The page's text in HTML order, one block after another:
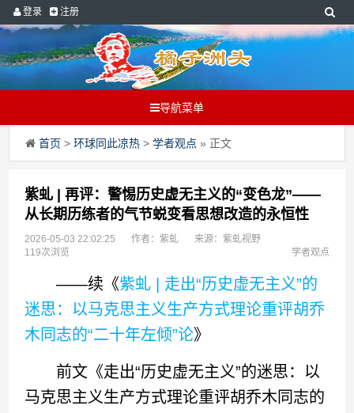
登录 注册
导航菜单
首页 >环球同此凉热 >学者观点 » 正文
紫虬 | 再评：警惕历史虚无主义的“变色龙”——
从长期历练者的气节蜕变看思想改造的永恒性
2026-05-03 22:02:25 作者：紫虬
来源：紫虬视野
119次浏览
学者观点
——续《紫虬 | 走出“历史虚无主义”的
迷思：以马克思主义生产方式理论重评胡乔
木同志的“二十年左倾”论》
前文《走出“历史虚无主义”的迷思：以
马克思主义生产方式理论重评胡乔木同志的